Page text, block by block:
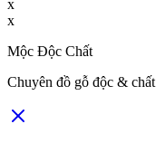
x
x
Mộc Độc Chất
Chuyên đồ gỗ độc & chất